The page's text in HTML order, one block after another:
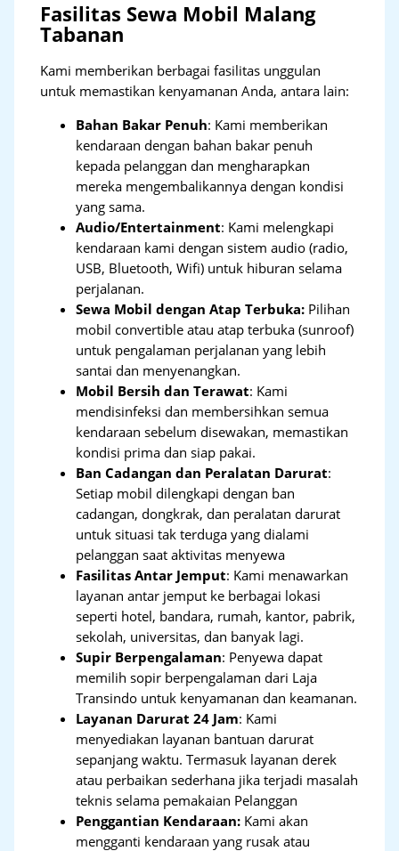
Fasilitas Sewa Mobil Malang
Tabanan
Kami memberikan berbagai fasilitas unggulan
untuk memastikan kenyamanan Anda, antara lain:
Bahan Bakar Penuh: Kami memberikan
kendaraan dengan bahan bakar penuh
kepada pelanggan dan mengharapkan
mereka mengembalikannya dengan kondisi
yang sama.
Audio/Entertainment: Kami melengkapi
kendaraan kami dengan sistem audio (radio,
USB, Bluetooth, Wifi) untuk hiburan selama
perjalanan.
Sewa Mobil dengan Atap Terbuka: Pilihan
mobil convertible atau atap terbuka (sunroof)
untuk pengalaman perjalanan yang lebih
santai dan menyenangkan.
Mobil Bersih dan Terawat: Kami
mendisinfeksi dan membersihkan semua
kendaraan sebelum disewakan, memastikan
kondisi prima dan siap pakai.
Ban Cadangan dan Peralatan Darurat:
Setiap mobil dilengkapi dengan ban
cadangan, dongkrak, dan peralatan darurat
untuk situasi tak terduga yang dialami
pelanggan saat aktivitas menyewa
Fasilitas Antar Jemput: Kami menawarkan
layanan antar jemput ke berbagai lokasi
seperti hotel, bandara, rumah, kantor, pabrik,
sekolah, universitas, dan banyak lagi.
Supir Berpengalaman: Penyewa dapat
memilih sopir berpengalaman dari Laja
Transindo untuk kenyamanan dan keamanan.
Layanan Darurat 24 Jam: Kami
menyediakan layanan bantuan darurat
sepanjang waktu. Termasuk layanan derek
atau perbaikan sederhana jika terjadi masalah
teknis selama pemakaian Pelanggan
Penggantian Kendaraan: Kami akan
mengganti kendaraan yang rusak atau